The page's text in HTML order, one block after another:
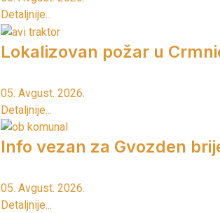
Detaljnije...
Lokalizovan požar u
05. Avgust. 2026.
Detaljnije...
Info vezan za Gvozden
05. Avgust. 2026.
Detaljnije...